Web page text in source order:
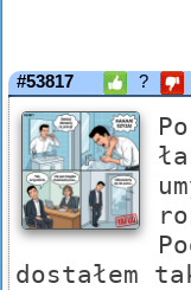
#53817 ?
dostałem